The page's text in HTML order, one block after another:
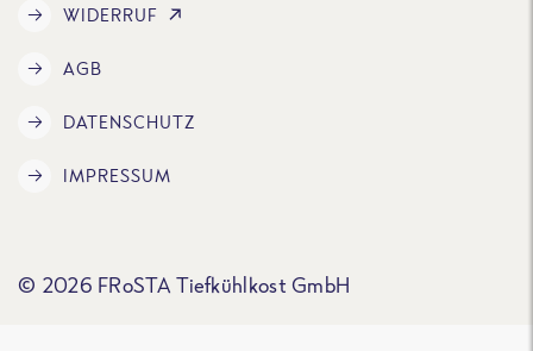
WIDERRUF
AGB
DATENSCHUTZ
IMPRESSUM
© 2026 FRoSTA Tiefkühlkost GmbH